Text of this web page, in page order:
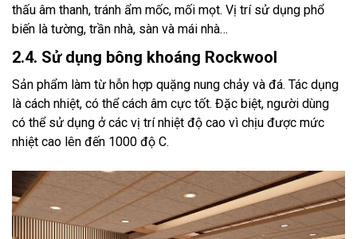
thấu âm thanh, tránh ẩm mốc, mối mọt. Vị trí sử dụng phổ
biến là tường, trần nhà, sàn và mái nhà…
2.4. Sử dụng bông khoáng Rockwool
Sản phẩm làm từ hỗn hợp quặng nung chảy và đá. Tác dụng
là cách nhiệt, có thể cách âm cực tốt. Đặc biệt, người dùng
có thể sử dụng ở các vị trí nhiệt độ cao vì chịu được mức
nhiệt cao lên đến 1000 độ C.